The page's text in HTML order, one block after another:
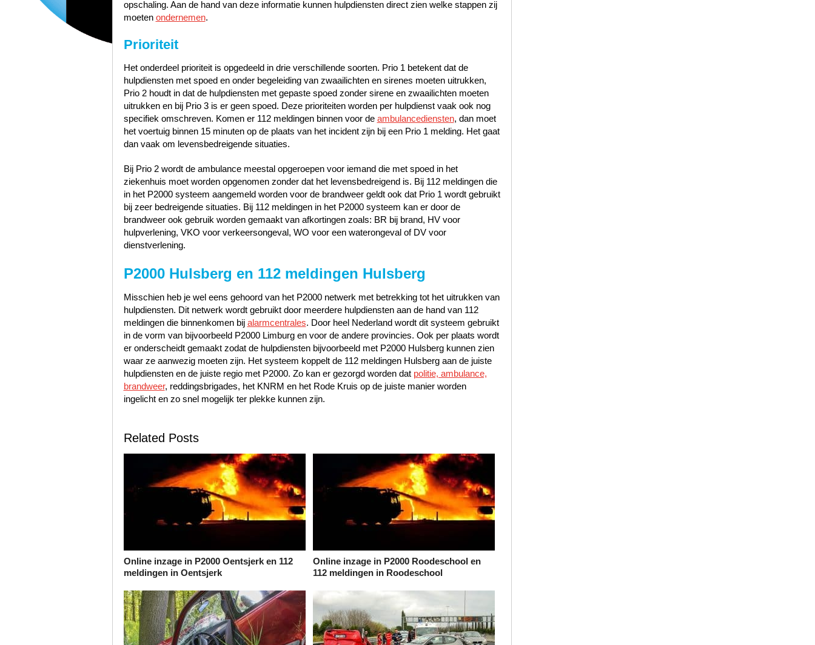
opschaling. Aan de hand van deze informatie kunnen hulpdiensten direct zien welke stappen zij
moeten ondernemen.
Prioriteit
Het onderdeel prioriteit is opgedeeld in drie verschillende soorten. Prio 1 betekent dat de
hulpdiensten met spoed en onder begeleiding van zwaailichten en sirenes moeten uitrukken,
Prio 2 houdt in dat de hulpdiensten met gepaste spoed zonder sirene en zwaailichten moeten
uitrukken en bij Prio 3 is er geen spoed. Deze prioriteiten worden per hulpdienst vaak ook nog
specifiek omschreven. Komen er 112 meldingen binnen voor de ambulancediensten, dan moet
het voertuig binnen 15 minuten op de plaats van het incident zijn bij een Prio 1 melding. Het gaat
dan vaak om levensbedreigende situaties.
Bij Prio 2 wordt de ambulance meestal opgeroepen voor iemand die met spoed in het
ziekenhuis moet worden opgenomen zonder dat het levensbedreigend is. Bij 112 meldingen die
in het P2000 systeem aangemeld worden voor de brandweer geldt ook dat Prio 1 wordt gebruikt
bij zeer bedreigende situaties. Bij 112 meldingen in het P2000 systeem kan er door de
brandweer ook gebruik worden gemaakt van afkortingen zoals: BR bij brand, HV voor
hulpverlening, VKO voor verkeersongeval, WO voor een waterongeval of DV voor
dienstverlening.
P2000 Hulsberg en 112 meldingen Hulsberg
Misschien heb je wel eens gehoord van het P2000 netwerk met betrekking tot het uitrukken van
hulpdiensten. Dit netwerk wordt gebruikt door meerdere hulpdiensten aan de hand van 112
meldingen die binnenkomen bij alarmcentrales. Door heel Nederland wordt dit systeem gebruikt
in de vorm van bijvoorbeeld P2000 Limburg en voor de andere provincies. Ook per plaats wordt
er onderscheidt gemaakt zodat de hulpdiensten bijvoorbeeld met P2000 Hulsberg kunnen zien
waar ze aanwezig moeten zijn. Het systeem koppelt de 112 meldingen Hulsberg aan de juiste
hulpdiensten en de juiste regio met P2000. Zo kan er gezorgd worden dat politie, ambulance,
brandweer, reddingsbrigades, het KNRM en het Rode Kruis op de juiste manier worden
ingelicht en zo snel mogelijk ter plekke kunnen zijn.
Related Posts
Online inzage in P2000 Oentsjerk en 112
meldingen in Oentsjerk
Online inzage in P2000 Roodeschool en
112 meldingen in Roodeschool